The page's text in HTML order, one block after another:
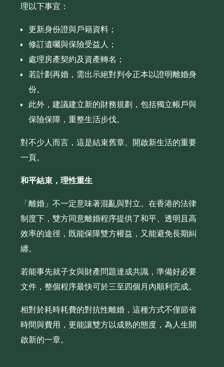
理以下事宜：
更新身份證與戶籍資料；
修訂遺囑與保險受益人；
處理房產契約及資產轉名；
若計劃再婚，需出示絕對判令正本以證明離婚身
份。
此外，建議建立新的財務規劃，包括獨立帳戶與
保險保障，重整生活步伐。
對不少人而言，這是結束舊章、開啟新生活的重要
一頁。
和平結束，理性重生
「離婚」不一定意味著混亂與對立。在香港的法律
制度下，雙方同意離婚程序提供了和平、透明且高
效率的途徑，既能保障雙方權益，又能避免長期糾
纏。
若能事先就子女與財產問題達成共識，準備好必要
文件，整個程序最快可於三至四個月內順利完成。
相對於耗時耗費的對抗性離婚，這種方式不僅節省
時間與費用，更能讓雙方以成熟的態度，為人生開
啟新的一章。